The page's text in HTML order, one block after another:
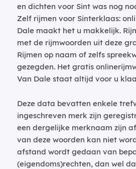
en dichten voor Sint was nog
Zelf rijmen voor Sinterklaas:
Dale maakt het u makkelijk.
met de rijmwoorden uit deze
Rijmen op naam of zelfs
gezegden. Het gratis
Van Dale staat altijd voor u
Deze data bevatten enkele
ingeschreven merk zijn
een dergelijke merknaam zijn
van deze woorden kan niet
afstand wordt gedaan van
(eigendoms)rechten, dan wel